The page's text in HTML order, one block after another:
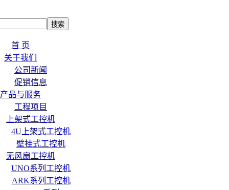
首 页
关于我们
公司新闻
促销信息
产品与服务
工程项目
上架式工控机
4U上架式工控机
壁挂式工控机
无风扇工控机
UNO系列工控机
ARK系列工控机